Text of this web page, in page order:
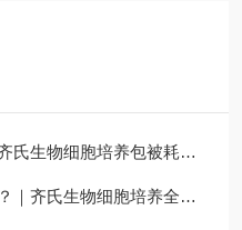
物细胞培养包被耗材全攻略
生物细胞培养全系列试剂详解